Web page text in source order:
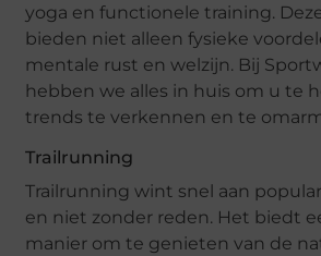
yoga en functionele training.
bieden niet alleen fysieke
mentale rust en welzijn. Bij
hebben we alles in huis om u te
trends te verkennen en te
Trailrunning
Trailrunning wint snel aan
en niet zonder reden. Het biedt
manier om te genieten van de